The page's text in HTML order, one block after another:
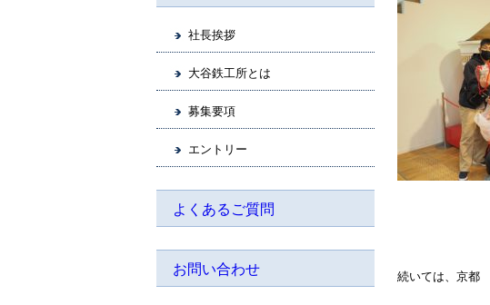
続いては、京都
社長挨拶
大谷鉄工所とは
募集要項
エントリー
よくあるご質問
お問い合わせ